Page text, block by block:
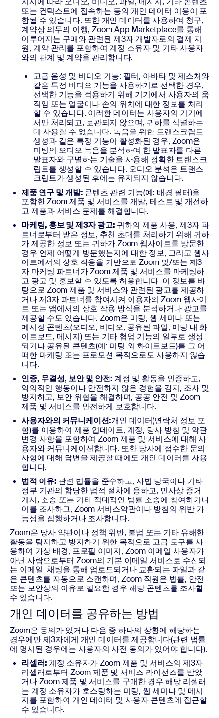
또는 컨텍스트에 접속하는 등의 개인 데이터 이용이 포
함될 수 있습니다. 또한 개인 데이터를 사용하여 청구,
계약상 의무의 이행, Zoom App Marketplace를 통해
이루어지는 구매와 관련된 제3자 개발자로의 결제 지
원, 계약 관리를 포함하여 계정 소유자 및 기타 사용자
와의 관계 및 계약을 관리합니다.
고급 음성 및 비디오 기능: 필터, 아바타 및 제스처와
같은 특정 비디오 기능을 사용하기로 선택한 경우,
선택한 기능을 적용하기 위해 기기에서 사용자의 움
직임 또는 얼굴이나 손의 위치에 대한 정보를 처리
할 수 있습니다. 이러한 데이터는 사용자의 기기에
서만 처리되고, 보관되지 않으며, 귀하를 식별하는
데 사용할 수 없습니다. 녹음을 위한 트랜스크립트
생성과 같은 특정 기능이 활성화된 경우, Zoom은
미팅의 오디오 녹음을 분석하여 한 발표자를 다른
발표자와 구별하는 기술을 사용해 정확한 트랜스크
립트를 생성할 수 있습니다. 오디오 분석은 트랜스
크립트가 생성된 후에는 유지되지 않습니다.
제품 연구 및 개발: 콘텐츠 관련 기능(예: 배경 필터)을
포함한 Zoom 제품 및 서비스를 개발, 테스트 및 개선하
고 제품과 서비스 문제를 해결합니다.
마케팅, 홍보 및 제3자 광고: 귀하의 제품 사용, 제3자 파
트너로부터 받은 정보, 추천 초대를 처리하기 위해 귀하
가 제공한 정보 또는 귀하가 Zoom 웹사이트를 방문한
경우 언제 어떻게 방문했는지에 대한 정보, 그리고 웹사
이트에서의 상호 작용을 기반으로 Zoom 및/또는 제3
자 마케팅 파트너가 Zoom 제품 및 서비스를 마케팅하
고 광고 및 홍보할 수 있도록 허용합니다. 이 정보를 바
탕으로 Zoom 제품 및 서비스와 관련된 광고를 제공하
거나 제3자 파트너를 참여시켜 이용자의 Zoom 웹사이
트 또는 앱에서의 상호 작용 방식을 분석하거나 광고를
제공할 수도 있습니다. Zoom은 미팅, 웹 세미나 또는
메시징 콘텐츠(오디오, 비디오, 공유된 파일, 미팅 내 화
이트보드, 메시지) 또는 기타 협업 기능의 일부로 생성
되거나 공유된 콘텐츠(예: 미팅 외 화이트보드)를 그 어
떠한 마케팅 또는 프로모션 목적으로도 사용하지 않습
니다.
인증, 무결성, 보안 및 안전:계정 및 활동을 인증하고,
악의적인 행동이나 안전하지 않은 경험을 감지, 조사 및
방지하고, 보안 위협을 해결하며, 공공 안전 및 Zoom
제품 및 서비스를 안전하게 보호합니다.
사용자와의 커뮤니케이션:개인 데이터(연락처 정보 포
함)를 이용하여 제품 업데이트, 계정, 당사 방침 및 약관
변경 사항을 포함하여 Zoom 제품 및 서비스에 대해 사
용자와 커뮤니케이션합니다. 또한 당사에 접수한 문의
사항에 대해 답변을 제공할 때에도 개인 데이터를 사용
합니다.
법적 이유: 관련 법률을 준수하고, 사법 당국이나 기타
정부 기관의 합당한 법적 절차에 응하고, 민사상 증거
개시, 소송 또는 기타 적대적인 법률 소송에 참여하거나
이를 조사하고, Zoom 서비스약관이나 방침의 위반 가
능성을 집행하거나 조사합니다.
Zoom은 당사 약관이나 정책 위반, 불법 또는 기타 유해한
활동을 탐지하고 방지하기 위한 목적으로 고급 도구를 사
용하여 가상 배경, 프로필 이미지, Zoom 이메일 사용자가
아닌 사람으로부터 Zoom의 기본 이메일 서비스로 수신되
는 이메일, 채팅을 통해 업로드되거나 교환되는 파일과 같
은 콘텐츠를 자동으로 스캔하며, Zoom 직원은 법률, 안전
또는 보안상의 이유로 필요한 경우 해당 콘텐츠를 조사할
수 있습니다.
개인 데이터를 공유하는 방법
Zoom은 동의가 있거나 다음 중 하나의 상황에 해당하는
경우에만 제3자에게 개인 데이터를 제공합니다(관련 법률
에 명시된 경우에는 사용자의 사전 동의가 있어야 합니다).
리셀러:계정 소유자가 Zoom 제품 및 서비스의 제3자
리셀러로부터 Zoom 제품 및 서비스 라이선스를 받았
거나 Zoom 제품 및 서비스를 구매한 경우 해당 리셀러
는 계정 소유자가 호스팅하는 미팅, 웹 세미나 및 메시
지를 포함하여 개인 데이터 및 사용자 콘텐츠에 접근할
수 있습니다.